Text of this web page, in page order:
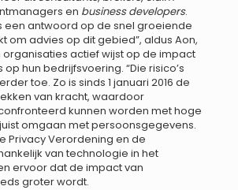
en business developers.
een antwoord op de snel groeiende
om advies op dit gebied”, aldus Aon,
actief wijst op de impact
op hun bedrijfsvoering. “Die risico’s
toe. Zo is sinds 1 januari 2016 de
van kracht, waardoor
kunnen worden met hoge
omgaan met persoonsgegevens.
Privacy Verordening en de
van technologie in het
ervoor dat de impact van
groter wordt.